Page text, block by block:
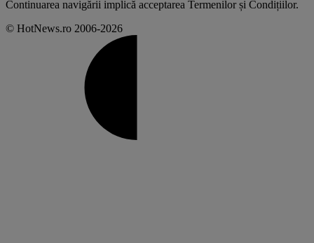
Continuarea navigării implică acceptarea Termenilor și Condițiilor.
© HotNews.ro 2006-2026